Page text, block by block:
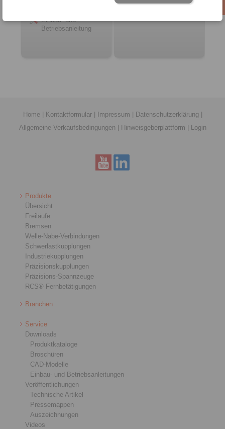
Einbau- und
Betriebsanleitung
Einbau- und
Home| Kontaktformular| Impressum Datenschutzerklärung
Allgemeine Verkaufsbedingungen
Hinweisgeberplattform Login
Produkte
Übersicht
Freiläufe
Bremsen
Welle-Nabe-Verbindungen
Schwerlastkupplungen
Industriekupplungen
Präzisionskupplungen
Präzisions-Spannzeuge
RCS® Fernbetätigungen
Branchen
Service
Downloads
Produktkataloge
Broschüren
CAD-Modelle
Einbau- und Betriebsanleitungen
Veröffentlichungen
Technische Artikel
Pressemappen
Auszeichnungen
Videos